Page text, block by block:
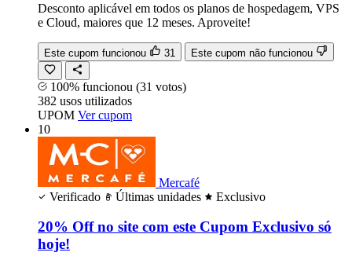
Desconto aplicável em todos os planos de hospedagem, VPS
e Cloud, maiores que 12 meses. Aproveite!
Este cupom funcionou 31 Este cupom não funcionou
100% funcionou (31 votos)
382 usos utilizados
UPOM Ver cupom
10
Mercafé
Verificado
Últimas unidades Exclusivo
20% Off no site com este Cupom Exclusivo só
hoje!